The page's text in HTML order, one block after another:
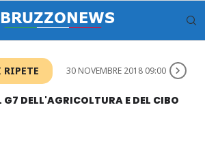
RIPETE 30 NOVEMBRE 2018 09:00
DELL'AGRICOLTURA E DEL CIBO